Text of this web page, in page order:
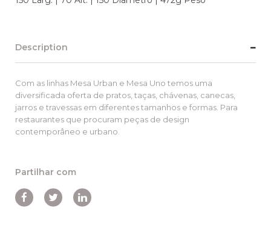
Description
Com as linhas Mesa Urban e Mesa Uno temos uma
diversificada oferta de pratos, taças, chávenas, canecas,
jarros e travessas em diferentes tamanhos e formas. Para
restaurantes que procuram peças de design
contemporâneo e urbano.
Partilhar com